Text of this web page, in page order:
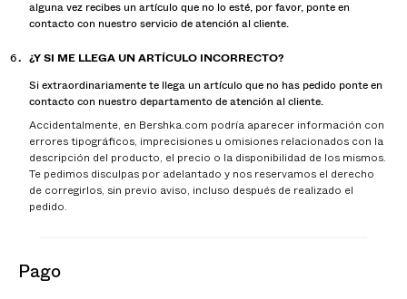
alguna vez recibes un artículo que no lo esté, por favor, ponte en
contacto con nuestro servicio de atención al cliente.
¿Y SI ME LLEGA UN ARTÍCULO INCORRECTO?
Si extraordinariamente te llega un artículo que no has pedido ponte en
contacto con nuestro departamento de atención al cliente.
Accidentalmente, en Bershka.com podría aparecer información con
errores tipográficos, imprecisiones u omisiones relacionados con la
descripción del producto, el precio o la disponibilidad de los mismos.
Te pedimos disculpas por adelantado y nos reservamos el derecho
de corregirlos, sin previo aviso, incluso después de realizado el
pedido.
pago